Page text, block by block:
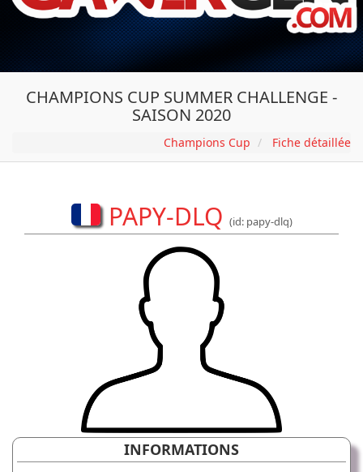
CHAMPIONS CUP SUMMER CHALLENGE -
SAISON 2020
Champions Cup Fiche détaillée
PAPY-DLQ (id: papy-dlq)
INFORMATIONS